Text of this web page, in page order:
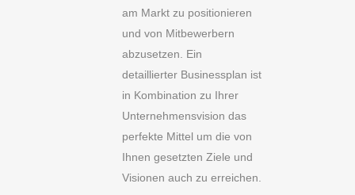
am Markt zu positionieren
und von Mitbewerbern
abzusetzen. Ein
detaillierter Businessplan ist
in Kombination zu Ihrer
Unternehmensvision das
perfekte Mittel um die von
Ihnen gesetzten Ziele und
Visionen auch zu erreichen.